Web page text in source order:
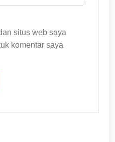
situs web saya
komentar saya